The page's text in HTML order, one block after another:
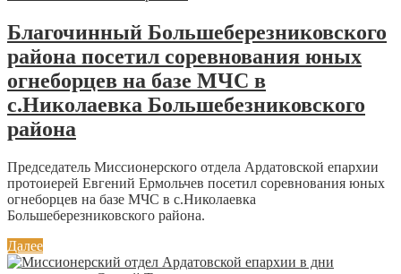
Благочинный Большеберезниковского
района посетил соревнования юных
огнеборцев на базе МЧС в
с.Николаевка Большебезниковского
района
Председатель Миссионерского отдела Ардатовской епархии
протоиерей Евгений Ермольчев посетил соревнования юных
огнеборцев на базе МЧС в с.Николаевка
Большеберезниковского района.
Далее